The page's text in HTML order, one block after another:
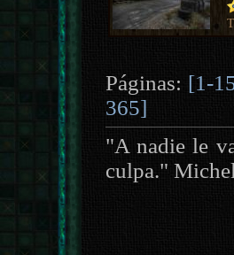
Páginas: [1-
365]
"A nadie le
culpa."